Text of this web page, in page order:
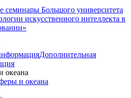
семинары Большого университета
искусственного интеллекта в
Дополнительная
океана
и океана